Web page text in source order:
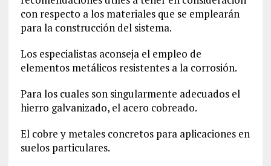
con respecto a los materiales que se emplearán
para la construcción del sistema.
Los especialistas aconseja el empleo de
elementos metálicos resistentes a la corrosión.
Para los cuales son singularmente adecuados el
hierro galvanizado, el acero cobreado.
El cobre y metales concretos para aplicaciones en
suelos particulares.